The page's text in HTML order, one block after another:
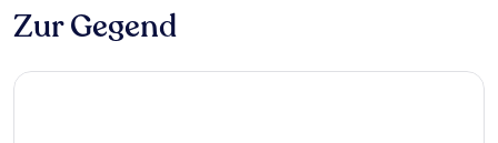
Zur Gegend